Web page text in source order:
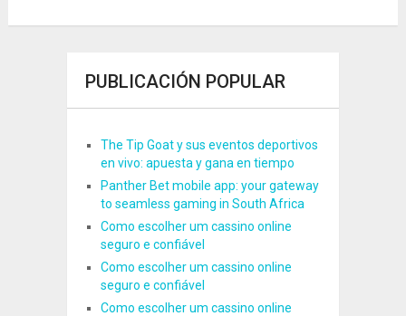
PUBLICACIÓN POPULAR
The Tip Goat y sus eventos deportivos
en vivo: apuesta y gana en tiempo
Panther Bet mobile app: your gateway
to seamless gaming in South Africa
Como escolher um cassino online
seguro e confiável
Como escolher um cassino online
seguro e confiável
Como escolher um cassino online